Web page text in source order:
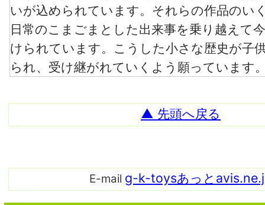
いが込められています。それらの作品のい
日常のこまごまとした出来事を乗り越えて
けられています。こうした小さな歴史が子
られ、受け継がれていくよう願っています
▲ 先頭へ戻る
E-mail g-k-toysあっと